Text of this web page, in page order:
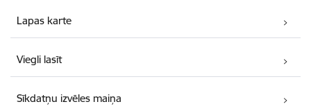
Lapas karte
Viegli lasīt
Sīkdatņu izvēles maiņa